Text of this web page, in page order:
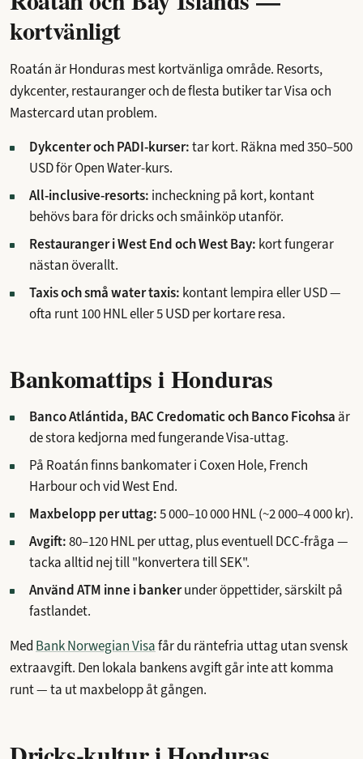
kortvänligt
Roatán är Honduras mest kortvänliga område. Resorts,
dykcenter, restauranger och de flesta butiker tar Visa och
Mastercard utan problem.
Dykcenter och PADI-kurser:tar kort. Räkna med 350–500
USD för Open Water-kurs.
All-inclusive-resorts: incheckning på kort, kontant
behövs bara för dricks och småinköp utanför.
Restauranger i West End och West Bay: kort fungerar
nästan överallt.
Taxis och små water taxis: kontant lempira eller USD —
ofta runt 100 HNL eller 5 USD per kortare resa.
Bankomattips i Honduras
Banco Atlántida, BAC Credomatic och Banco Ficohsa är
de stora kedjorna med fungerande Visa-uttag.
På Roatán finns bankomater i Coxen Hole, French
Harbour och vid West End.
Maxbelopp per uttag:5 000–10 000 HNL (~2 000–4 000 kr).
Avgift:80–120 HNL per uttag, plus eventuell DCC-fråga —
tacka alltid nej till "konvertera till SEK".
Använd ATM inne i bankerunder öppettider, särskilt på
fastlandet.
Med Bank Norwegian Visafår du räntefria uttag utan svensk
extraavgift. Den lokala bankens avgift går inte att komma
runt — ta ut maxbelopp åt gången.